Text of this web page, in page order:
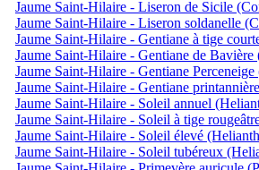
Jaume Saint-Hilaire - Liseron de Sicile
Jaume Saint-Hilaire - Liseron soldanelle
Jaume Saint-Hilaire - Gentiane à tige
Jaume Saint-Hilaire - Gentiane de Bavière
Jaume Saint-Hilaire - Gentiane
Jaume Saint-Hilaire - Gentiane
Jaume Saint-Hilaire - Soleil annuel
Jaume Saint-Hilaire - Soleil à tige
Jaume Saint-Hilaire - Soleil élevé
Jaume Saint-Hilaire - Soleil tubéreux